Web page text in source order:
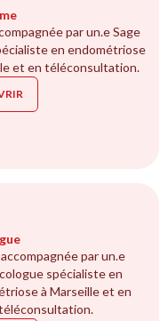
par un.e Sage
en endométriose
et en téléconsultation.
par un.e
spécialiste en
à Marseille et en